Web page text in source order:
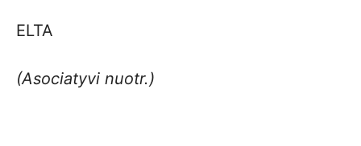
ELTA
(Asociatyvi nuotr.)